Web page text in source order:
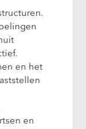
en het
en